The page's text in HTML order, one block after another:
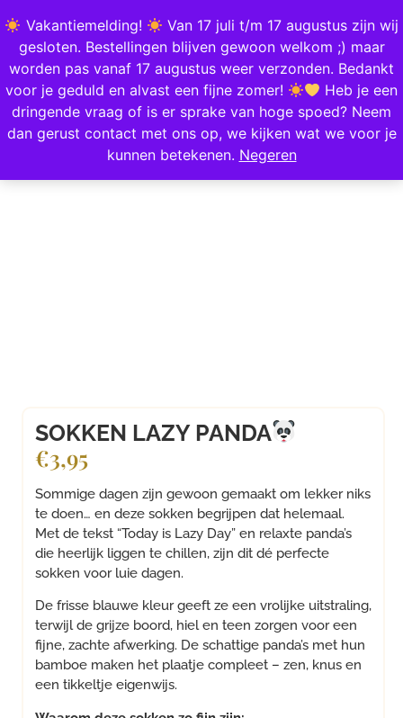
Vakantiemelding!
Van 17 juli t/m 17 augustus zijn wij
gesloten. Bestellingen blijven gewoon welkom ;) maar
worden pas vanaf 17 augustus weer verzonden. Bedankt
voor je geduld en alvast een fijne zomer!
Heb je een
dringende vraag of is er sprake van hoge spoed? Neem
dan gerust contact met ons op, we kijken wat we voor je
kunnen betekenen. Negeren
0
Home/ Mode & Accessoires /Kleding/Blije Sokken/ Sokken Lazy Panda
SOKKEN LAZY PANDA
€3,95
Sommige dagen zijn gewoon gemaakt om lekker niks
te doen… en deze sokken begrijpen dat helemaal.
Met de tekst “Today is Lazy Day” en relaxte panda’s
die heerlijk liggen te chillen, zijn dit dé perfecte
sokken voor luie dagen.
De frisse blauwe kleur geeft ze een vrolijke uitstraling,
terwijl de grijze boord, hiel en teen zorgen voor een
fijne, zachte afwerking. De schattige panda’s met hun
bamboe maken het plaatje compleet – zen, knus en
een tikkeltje eigenwijs.